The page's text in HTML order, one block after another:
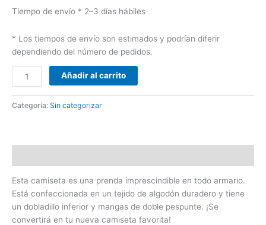
Tiempo de envío * 2–3 días hábiles
* Los tiempos de envío son estimados y podrían diferir
dependiendo del número de pedidos.
Añadir al carrito
Categoría: Sin categorizar
Esta camiseta es una prenda imprescindible en todo armario.
Está confeccionada en un tejido de algodón duradero y tiene
un dobladillo inferior y mangas de doble pespunte. ¡Se
convertirá en tu nueva camiseta favorita!